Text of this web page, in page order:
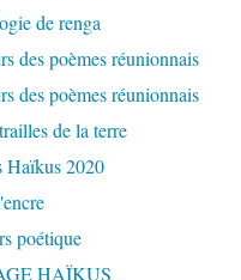
de renga
des poèmes réunionnais
des poèmes réunionnais
de la terre
Haïkus 2020
poétique
HAÏKUS